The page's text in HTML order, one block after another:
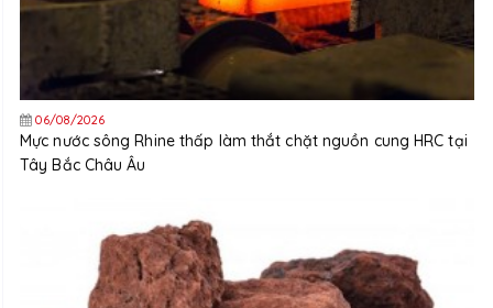
06/08/2026
Mực nước sông Rhine thấp làm thắt chặt nguồn cung HRC tại
Tây Bắc Châu Âu